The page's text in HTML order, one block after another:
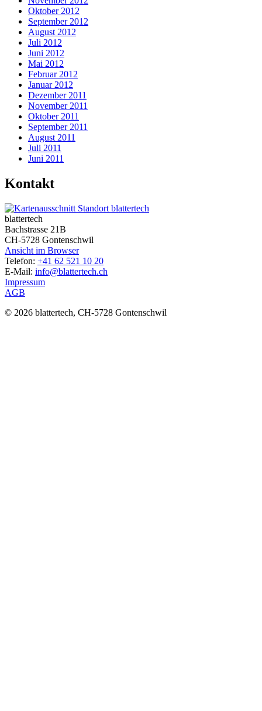
Oktober 2012
September 2012
August 2012
Juli 2012
Juni 2012
Mai 2012
Februar 2012
Januar 2012
Dezember 2011
November 2011
Oktober 2011
September 2011
August 2011
Juli 2011
Juni 2011
Kontakt
blattertech
Bachstrasse 21B
CH-5728 Gontenschwil
Ansicht im Browser
Telefon: +41 62 521 10 20
E-Mail: info@blattertech.ch
Impressum
AGB
© 2026 blattertech, CH-5728 Gontenschwil